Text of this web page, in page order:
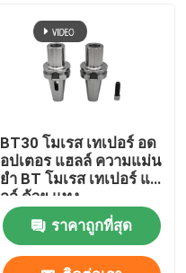
BT30 โมเรส เทเปอร์ อด
อปเตอร แฮลล์ ความแม่น
ยํา BT โมเรส เทเปอร์ แฮ
ลล์ ด้วย แทง
ราคาถูกที่สุด